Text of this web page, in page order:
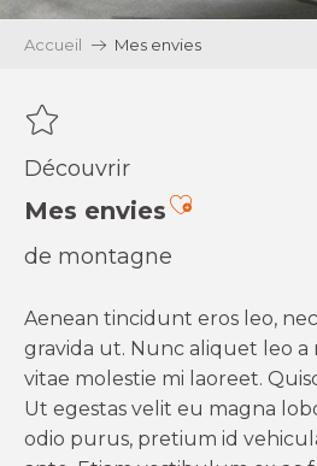
Accueil Mes envies
Découvrir
Mes enviesAjouter
de montagne
Aenean tincidunt eros leo,
gravida ut. Nunc aliquet leo
vitae molestie mi laoreet.
Ut egestas velit eu magna
odio purus, pretium id